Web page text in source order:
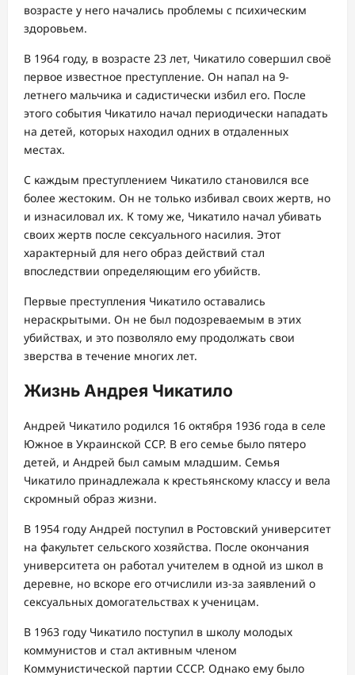
возрасте у него начались проблемы с психическим
здоровьем.
В 1964 году, в возрасте 23 лет, Чикатило совершил своё
первое известное преступление. Он напал на 9-
летнего мальчика и садистически избил его. После
этого события Чикатило начал периодически нападать
на детей, которых находил одних в отдаленных
местах.
С каждым преступлением Чикатило становился все
более жестоким. Он не только избивал своих жертв, но
и изнасиловал их. К тому же, Чикатило начал убивать
своих жертв после сексуального насилия. Этот
характерный для него образ действий стал
впоследствии определяющим его убийств.
Первые преступления Чикатило оставались
нераскрытыми. Он не был подозреваемым в этих
убийствах, и это позволяло ему продолжать свои
зверства в течение многих лет.
Жизнь Андрея Чикатило
Андрей Чикатило родился 16 октября 1936 года в селе
Южное в Украинской ССР. В его семье было пятеро
детей, и Андрей был самым младшим. Семья
Чикатило принадлежала к крестьянскому классу и вела
скромный образ жизни.
В 1954 году Андрей поступил в Ростовский университет
на факультет сельского хозяйства. После окончания
университета он работал учителем в одной из школ в
деревне, но вскоре его отчислили из-за заявлений о
сексуальных домогательствах к ученицам.
В 1963 году Чикатило поступил в школу молодых
коммунистов и стал активным членом
Коммунистической партии СССР. Однако ему было